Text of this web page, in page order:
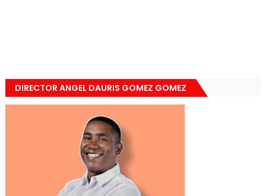
DIRECTOR ANGEL DAURIS GOMEZ GOMEZ